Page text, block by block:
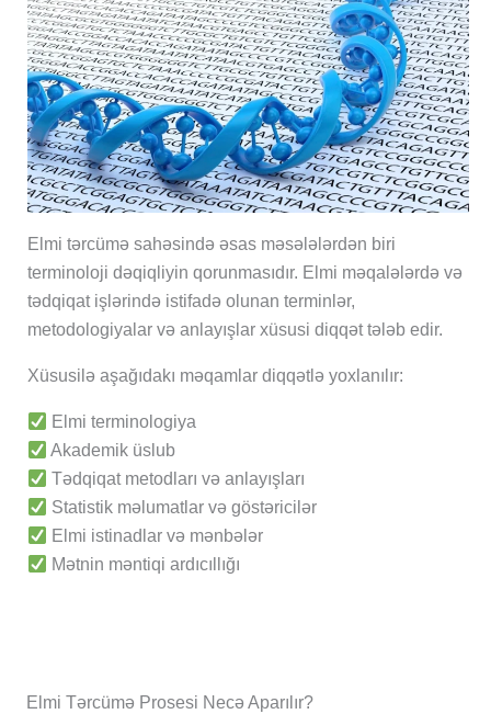
Elmi tərcümə sahəsində əsas məsələlərdən biri
terminoloji dəqiqliyin qorunmasıdır. Elmi məqalələrdə və
tədqiqat işlərində istifadə olunan terminlər,
metodologiyalar və anlayışlar xüsusi diqqət tələb edir.
Xüsusilə aşağıdakı məqamlar diqqətlə yoxlanılır:
Elmi terminologiya
Akademik üslub
Tədqiqat metodları və anlayışları
Statistik məlumatlar və göstəricilər
Elmi istinadlar və mənbələr
Mətnin məntiqi ardıcıllığı
Elmi Tərcümə Prosesi Necə Aparılır?